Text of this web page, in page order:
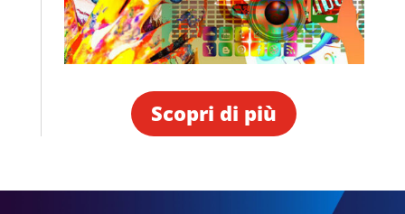
Scopri di più